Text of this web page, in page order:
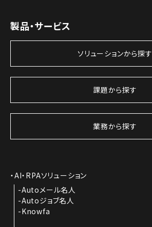
製品・サービス
ソリューションから探す
課題から探す
業務から探す
AI・RPAソリューション
Autoメール名人
Autoジョブ名人
Knowfa